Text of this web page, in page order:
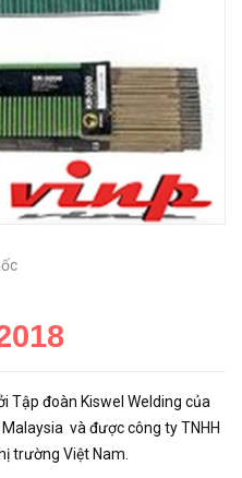
Tập đoàn Kiswel Welding của
và được công ty TNHH
trường Việt Nam.